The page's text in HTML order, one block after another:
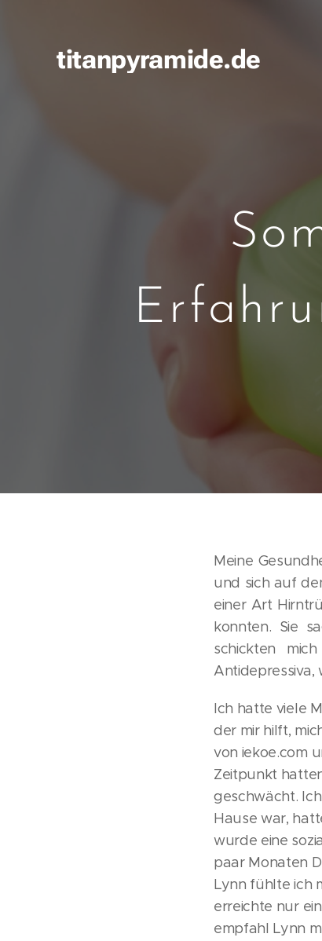
titanpyramide.de
Meine
und sich auf
einer Art
konnten. Sie
schickten
Antidepressiva,
Ich hatte viele
der mir hilft,
von iekoe.com
Zeitpunkt
geschwächt.
Hause war,
wurde eine
paar Monaten
Lynn fühlte ich
erreichte nur
empfahl Lynn